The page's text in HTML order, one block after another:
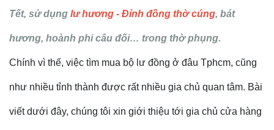
Tết, sử dụng lư hương - Đỉnh đồng thờ cúng, bát
hương, hoành phi câu đối… trong thờ phụng.
Chính vì thế, việc tìm mua bộ lư đồng ở đâu Tphcm, cũng
như nhiều tỉnh thành được rất nhiều gia chủ quan tâm. Bài
viết dưới đây, chúng tôi xin giới thiệu tới gia chủ cửa hàng